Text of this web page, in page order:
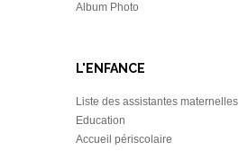
Album Photo
L'ENFANCE
Liste des assistantes maternelles
Education
Accueil périscolaire